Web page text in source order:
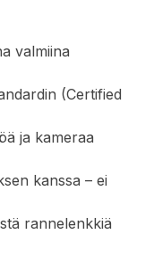
valmiina
(Certified
ja kameraa
kanssa – ei
rannelenkkiä